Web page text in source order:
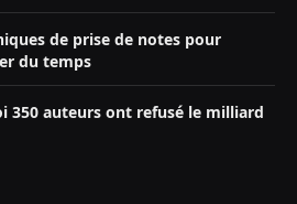
de prise de notes pour
du temps
350 auteurs ont refusé le milliard